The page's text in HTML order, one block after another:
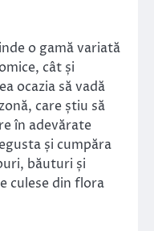
o gamă variată
cât și
ocazia să vadă
care știu să
în adevărate
și cumpăra
băuturi și
culese din flora